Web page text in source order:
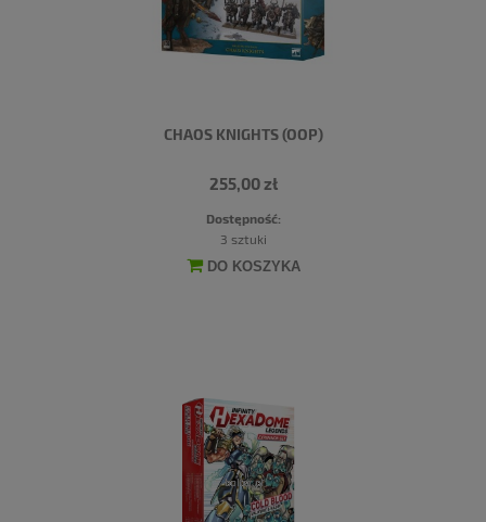
CHAOS KNIGHTS (OOP)
255,00 zł
Dostępność:
3 sztuki
DO KOSZYKA